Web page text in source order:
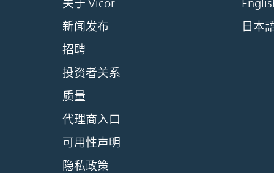
关于 Vicor
新闻发布
招聘
投资者关系
质量
代理商入口
可用性声明
隐私政策
日本